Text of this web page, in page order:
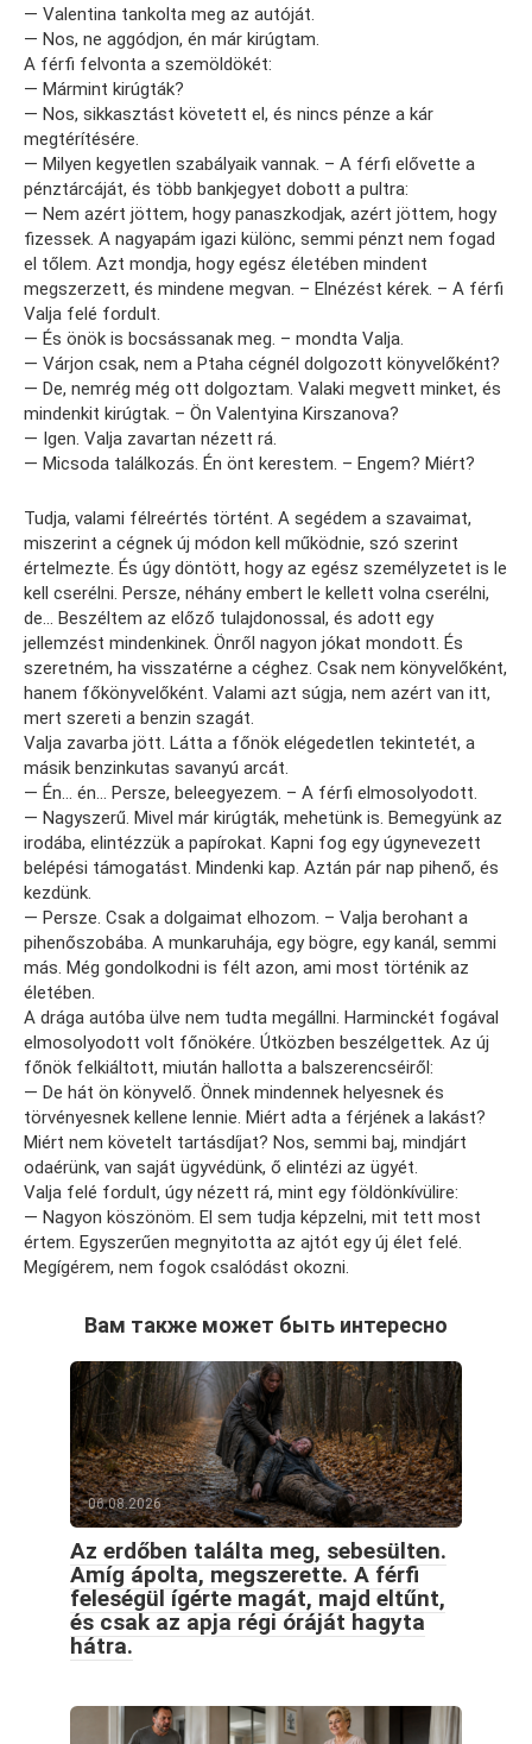
— Valentina tankolta meg az autóját.
— Nos, ne aggódjon, én már kirúgtam.
A férfi felvonta a szemöldökét:
— Mármint kirúgták?
— Nos, sikkasztást követett el, és nincs pénze a kár
megtérítésére.
— Milyen kegyetlen szabályaik vannak. – A férfi elővette a
pénztárcáját, és több bankjegyet dobott a pultra:
— Nem azért jöttem, hogy panaszkodjak, azért jöttem, hogy
fizessek. A nagyapám igazi különc, semmi pénzt nem fogad
el tőlem. Azt mondja, hogy egész életében mindent
megszerzett, és mindene megvan. – Elnézést kérek. – A férfi
Valja felé fordult.
— És önök is bocsássanak meg. – mondta Valja.
— Várjon csak, nem a Ptaha cégnél dolgozott könyvelőként?
— De, nemrég még ott dolgoztam. Valaki megvett minket, és
mindenkit kirúgtak. – Ön Valentyina Kirszanova?
— Igen. Valja zavartan nézett rá.
— Micsoda találkozás. Én önt kerestem. – Engem? Miért?
Tudja, valami félreértés történt. A segédem a szavaimat,
miszerint a cégnek új módon kell működnie, szó szerint
értelmezte. És úgy döntött, hogy az egész személyzetet is le
kell cserélni. Persze, néhány embert le kellett volna cserélni,
de… Beszéltem az előző tulajdonossal, és adott egy
jellemzést mindenkinek. Önről nagyon jókat mondott. És
szeretném, ha visszatérne a céghez. Csak nem könyvelőként,
hanem főkönyvelőként. Valami azt súgja, nem azért van itt,
mert szereti a benzin szagát.
Valja zavarba jött. Látta a főnök elégedetlen tekintetét, a
másik benzinkutas savanyú arcát.
— Én… én… Persze, beleegyezem. – A férfi elmosolyodott.
— Nagyszerű. Mivel már kirúgták, mehetünk is. Bemegyünk az
irodába, elintézzük a papírokat. Kapni fog egy úgynevezett
belépési támogatást. Mindenki kap. Aztán pár nap pihenő, és
kezdünk.
— Persze. Csak a dolgaimat elhozom. – Valja berohant a
pihenőszobába. A munkaruhája, egy bögre, egy kanál, semmi
más. Még gondolkodni is félt azon, ami most történik az
életében.
A drága autóba ülve nem tudta megállni. Harminckét fogával
elmosolyodott volt főnökére. Útközben beszélgettek. Az új
főnök felkiáltott, miután hallotta a balszerencséiről:
— De hát ön könyvelő. Önnek mindennek helyesnek és
törvényesnek kellene lennie. Miért adta a férjének a lakást?
Miért nem követelt tartásdíjat? Nos, semmi baj, mindjárt
odaérünk, van saját ügyvédünk, ő elintézi az ügyét.
Valja felé fordult, úgy nézett rá, mint egy földönkívülire:
— Nagyon köszönöm. El sem tudja képzelni, mit tett most
értem. Egyszerűen megnyitotta az ajtót egy új élet felé.
Megígérem, nem fogok csalódást okozni.
Вам также может быть интересно
06.08.2026
Az erdőben találta meg, sebesülten.
Amíg ápolta, megszerette. A férfi
feleségül ígérte magát, majd eltűnt,
és csak az apja régi óráját hagyta
hátra.